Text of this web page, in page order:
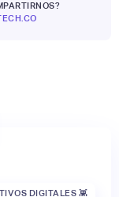
DIGITALES 👾